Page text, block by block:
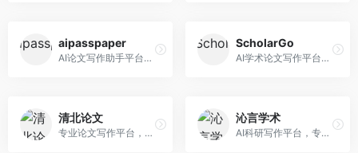
aipasspaper
AI论文写作助手平台，提供智能化的学术写作支持。面向大学生和研究人员，支持多种学科论文生成，提供参考文献管理和格式规范服务，写作效率高。
ScholarGo
AI学术论文写作平台，专注于理工科领域的逻辑构建。面向理工科研究生和科研工作者，提供公式编辑、数据分析、论文结构优化等服务，理工科写作逻辑严谨。
清北论文
专业论文写作平台，依托高校学术资源。面向本科生和研究生，提供论文指导、写作辅助、查重检测等服务，学术规范性强，适合追求高质量论文的用户。
沁言学术
AI科研写作平台，专注于学术研究辅助。面向研究生和科研工作者，提供文献分析、研究方法指导、论文撰写等服务，学术资源丰富，研究支持全面。